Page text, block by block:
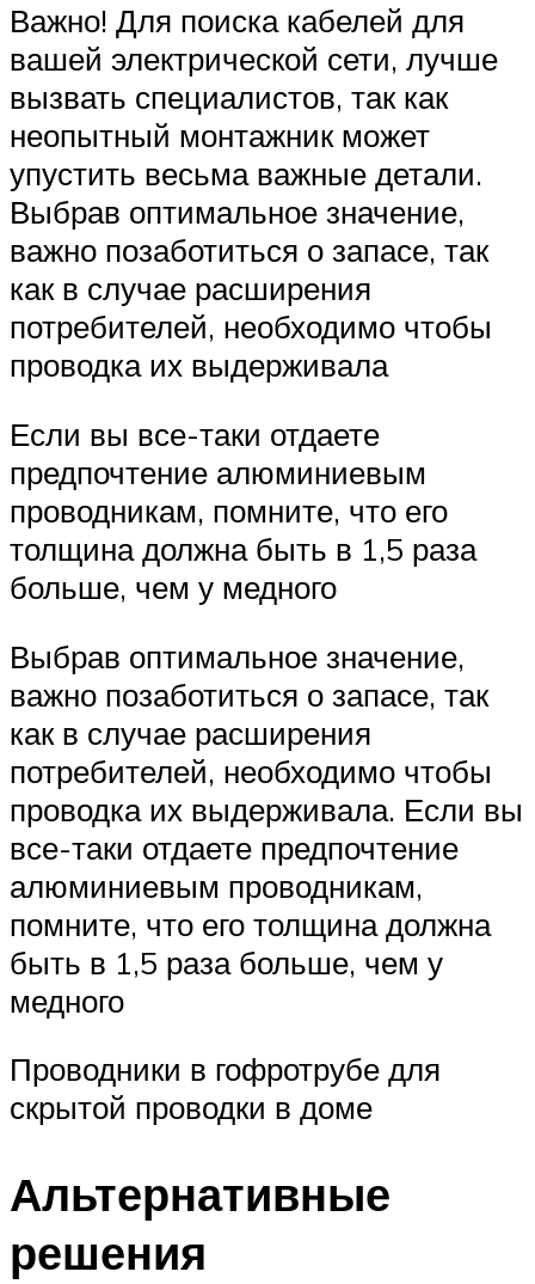
Важно! Для поиска кабелей для
вашей электрической сети, лучше
вызвать специалистов, так как
неопытный монтажник может
упустить весьма важные детали.
Выбрав оптимальное значение,
важно позаботиться о запасе, так
как в случае расширения
потребителей, необходимо чтобы
проводка их выдерживала
Если вы все-таки отдаете
предпочтение алюминиевым
проводникам, помните, что его
толщина должна быть в 1,5 раза
больше, чем у медного
Выбрав оптимальное значение,
важно позаботиться о запасе, так
как в случае расширения
потребителей, необходимо чтобы
проводка их выдерживала. Если вы
все-таки отдаете предпочтение
алюминиевым проводникам,
помните, что его толщина должна
быть в 1,5 раза больше, чем у
медного
Проводники в гофротрубе для
скрытой проводки в доме
Альтернативные
решения